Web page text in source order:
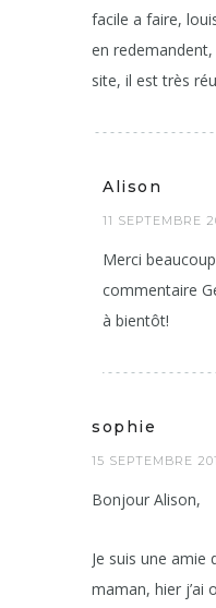
facile a faire,
en
site, il est très
Alison
11 SEPTEMBRE
Merci
commentaire
à bientôt!
sophie
15 SEPTEMBRE
Bonjour Alison,
Je suis une amie
maman, hier j’ai